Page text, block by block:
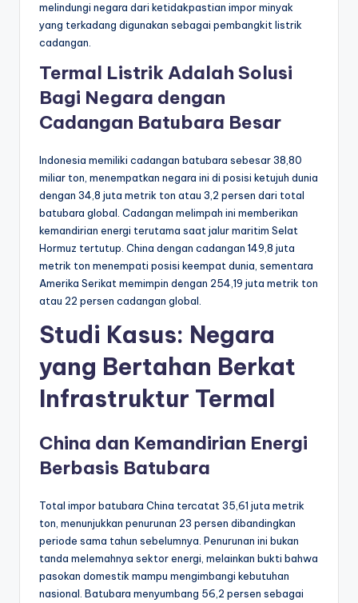
melindungi negara dari ketidakpastian impor minyak
yang terkadang digunakan sebagai pembangkit listrik
cadangan.
Termal Listrik Adalah Solusi
Bagi Negara dengan
Cadangan Batubara Besar
Indonesia memiliki cadangan batubara sebesar 38,80
miliar ton, menempatkan negara ini di posisi ketujuh dunia
dengan 34,8 juta metrik ton atau 3,2 persen dari total
batubara global. Cadangan melimpah ini memberikan
kemandirian energi terutama saat jalur maritim Selat
Hormuz tertutup. China dengan cadangan 149,8 juta
metrik ton menempati posisi keempat dunia, sementara
Amerika Serikat memimpin dengan 254,19 juta metrik ton
atau 22 persen cadangan global.
Studi Kasus: Negara
yang Bertahan Berkat
Infrastruktur Termal
China dan Kemandirian Energi
Berbasis Batubara
Total impor batubara China tercatat 35,61 juta metrik
ton, menunjukkan penurunan 23 persen dibandingkan
periode sama tahun sebelumnya. Penurunan ini bukan
tanda melemahnya sektor energi, melainkan bukti bahwa
pasokan domestik mampu mengimbangi kebutuhan
nasional. Batubara menyumbang 56,2 persen sebagai